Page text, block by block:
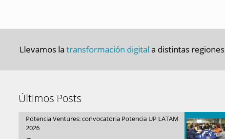
Llevamos la transformación digital a distintas regiones
Últimos Posts
Potencia Ventures: convocatoria Potencia UP LATAM
2026